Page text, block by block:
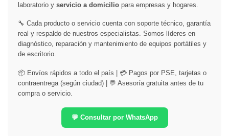
laboratorio y servicio a domicilio para empresas y hogares.
🔧 Cada producto o servicio cuenta con soporte técnico, garantía
real y respaldo de nuestros especialistas. Somos líderes en
diagnóstico, reparación y mantenimiento de equipos portátiles y
de escritorio.
📦 Envíos rápidos a todo el país | 💳 Pagos por PSE, tarjetas o
contraentrega (según ciudad) | 💬 Asesoría gratuita antes de tu
compra o servicio.
💬 Consultar por WhatsApp